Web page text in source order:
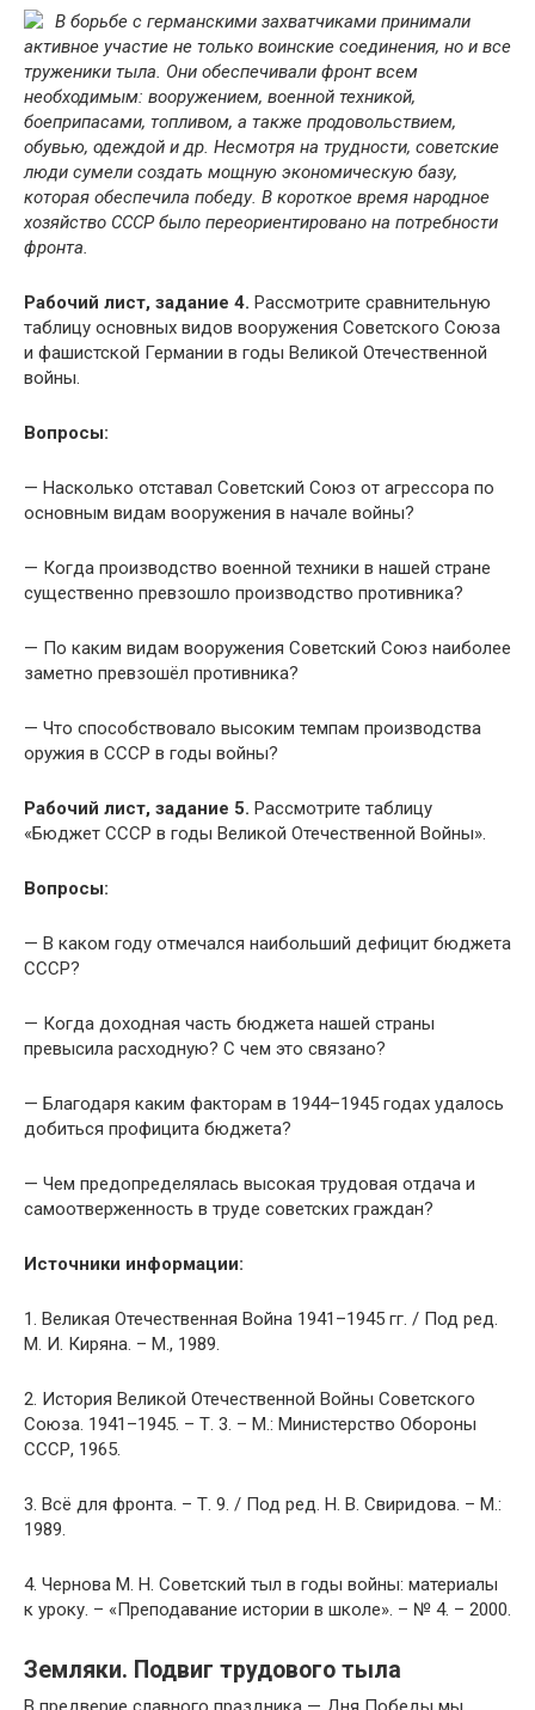
В борьбе с германскими захватчиками принимали
активное участие не только воинские соединения, но и все
труженики тыла. Они обеспечивали фронт всем
необходимым: вооружением, военной техникой,
боеприпасами, топливом, а также продовольствием,
обувью, одеждой и др. Несмотря на трудности, советские
люди сумели создать мощную экономическую базу,
которая обеспечила победу. В короткое время народное
хозяйство СССР было переориентировано на потребности
фронта.
Рабочий лист, задание 4. Рассмотрите сравнительную
таблицу основных видов вооружения Советского Союза
и фашистской Германии в годы Великой Отечественной
войны.
Вопросы:
— Насколько отставал Советский Союз от агрессора по
основным видам вооружения в начале войны?
— Когда производство военной техники в нашей стране
существенно превзошло производство противника?
— По каким видам вооружения Советский Союз наиболее
заметно превзошёл противника?
— Что способствовало высоким темпам производства
оружия в СССР в годы войны?
Рабочий лист, задание 5. Рассмотрите таблицу
«Бюджет СССР в годы Великой Отечественной Войны».
Вопросы:
— В каком году отмечался наибольший дефицит бюджета
СССР?
— Когда доходная часть бюджета нашей страны
превысила расходную? С чем это связано?
— Благодаря каким факторам в 1944–1945 годах удалось
добиться профицита бюджета?
— Чем предопределялась высокая трудовая отдача и
самоотверженность в труде советских граждан?
Источники информации:
1. Великая Отечественная Война 1941–1945 гг. / Под ред.
М. И. Киряна. – М., 1989.
2. История Великой Отечественной Войны Советского
Союза. 1941–1945. – Т. 3. – М.: Министерство Обороны
СССР, 1965.
3. Всё для фронта. – Т. 9. / Под ред. Н. В. Свиридова. – М.:
1989.
4. Чернова М. Н. Советский тыл в годы войны: материалы
к уроку. – «Преподавание истории в школе». – № 4. – 2000.
Земляки. Подвиг трудового тыла